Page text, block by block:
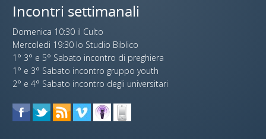
Incontri settimanali
Domenica 10:30 il Culto
Mercoledi 19:30 lo Studio Biblico
1° 3° e 5° Sabato incontro di preghiera
1° e 3° Sabato incontro gruppo youth
2° e 4° Sabato incontro degli universitari